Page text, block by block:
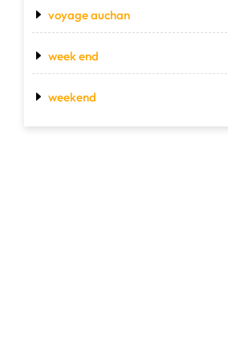
voyage auchan
week end
weekend